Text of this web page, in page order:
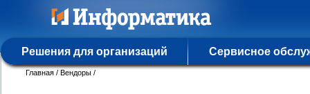
Решения для организаций Сервисное
Главная / Вендоры /